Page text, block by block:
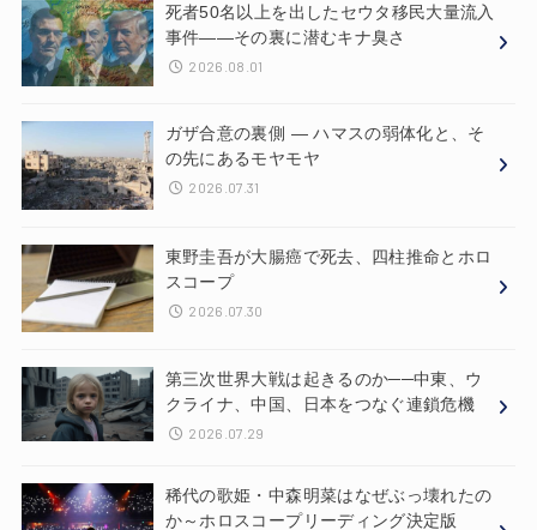
死者50名以上を出したセウタ移民大量流入
事件——その裏に潜むキナ臭さ
2026.08.01
ガザ合意の裏側 ― ハマスの弱体化と、そ
の先にあるモヤモヤ
2026.07.31
東野圭吾が大腸癌で死去、四柱推命とホロ
スコープ
2026.07.30
第三次世界大戦は起きるのか──中東、ウ
クライナ、中国、日本をつなぐ連鎖危機
2026.07.29
稀代の歌姫・中森明菜はなぜぶっ壊れたの
か～ホロスコープリーディング決定版